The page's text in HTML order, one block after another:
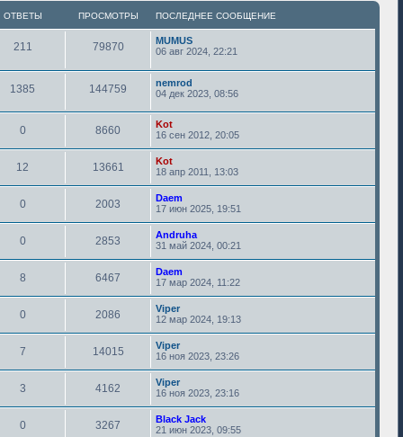
ОТВЕТЫ ПРОСМОТРЫ ПОСЛЕДНЕЕ СООБЩЕНИЕ
211 79870
MUMUS
06 авг 2024, 22:21
1385 144759
nemrod
04 дек 2023, 08:56
0 8660
Kot
16 сен 2012, 20:05
12 13661
Kot
18 апр 2011, 13:03
0 2003
Daem
17 июн 2025, 19:51
0 2853
Andruha
31 май 2024, 00:21
8 6467
Daem
17 мар 2024, 11:22
0 2086
Viper
12 мар 2024, 19:13
7 14015
Viper
16 ноя 2023, 23:26
3 4162
Viper
16 ноя 2023, 23:16
0 3267
Black Jack
21 июн 2023, 09:55